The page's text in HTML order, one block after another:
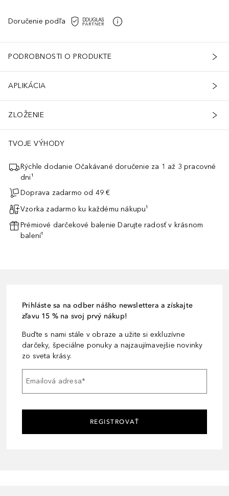
Doručenie podľa
PODROBNOSTI O PRODUKTE
APLIKÁCIA
ZLOŽENIE
TVOJE VÝHODY
Rýchle dodanie Očakávané doručenie za 1 až 3 pracovné
dni¹
Doprava zadarmo od 49 €
Vzorka zadarmo ku každému nákupu¹
Prémiové darčekové balenie Darujte radosť v krásnom
balení¹
Prihláste sa na odber nášho newslettera a získajte
zľavu 15 % na svoj prvý nákup!
Buďte s nami stále v obraze a užite si exkluzívne
darčeky, špeciálne ponuky a najzaujímavejšie novinky
zo sveta krásy.
Emailová adresa*
REGISTROVAŤ